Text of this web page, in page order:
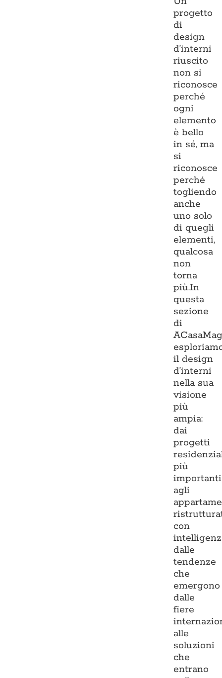
progetto
di
design
d’interni
riuscito
non si
riconosce
perché
ogni
elemento
è bello
in sé, ma
si
riconosce
perché
togliendo
anche
uno solo
di quegli
elementi,
qualcosa
non
torna
più.In
questa
sezione
di
il design
d’interni
nella sua
visione
più
ampia:
dai
progetti
più
importanti
agli
con
dalle
tendenze
che
emergono
dalle
fiere
alle
soluzioni
che
entrano